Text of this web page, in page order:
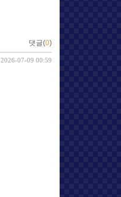
댓글(0)
07-09 00:59